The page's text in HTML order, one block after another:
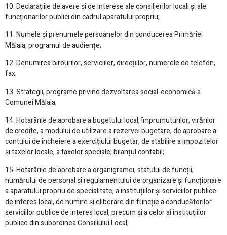
10. Declarațiile de avere și de interese ale consilierilor locali și ale
funcționarilor publici din cadrul aparatului propriu;
11. Numele și prenumele persoanelor din conducerea Primăriei
Mălaia, programul de audiențe;
12. Denumirea birourilor, serviciilor, direcțiilor, numerele de telefon,
fax;
13. Strategii, programe privind dezvoltarea social-economică a
Comunei Mălaia;
14. Hotarârile de aprobare a bugetului local, împrumuturilor, virărilor
de credite, a modului de utilizare a rezervei bugetare, de aprobare a
contului de încheiere a exercițiului bugetar, de stabilire a impozitelor
și taxelor locale, a taxelor speciale; bilanțul contabil;
15. Hotarârile de aprobare a organigramei, statului de funcții,
numărului de personal și regulamentului de organizare și funcționare
a aparatului propriu de specialitate, a instituțiilor și serviciilor publice
de interes local, de numire și eliberare din funcție a conducătorilor
serviciilor publice de interes local, precum și a celor ai instituțiilor
publice din subordinea Consiliului Local;